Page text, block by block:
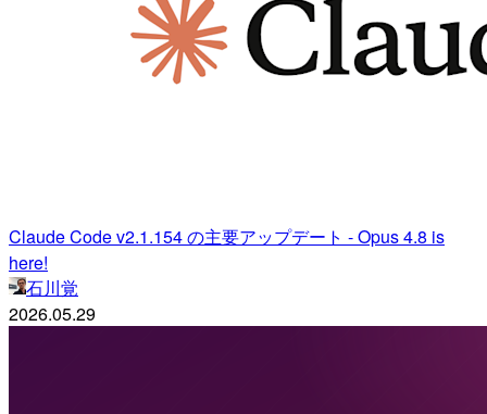
Claude Code v2.1.154 の主要アップデート - Opus 4.8 is
here!
石川覚
2026.05.29